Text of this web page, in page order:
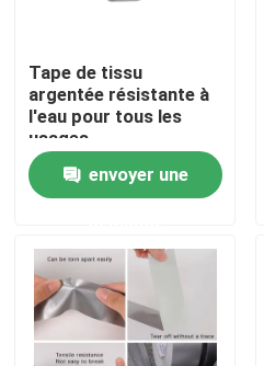
Produits
Vidéos
Spectacle de réalité virtuelle
À propos de nous
Tape de tissu
argentée résistante à
l'eau pour tous les
usages
envoyer une